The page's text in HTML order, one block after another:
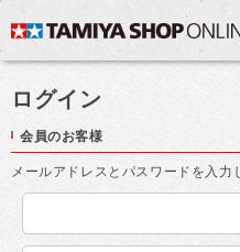
ログイン
会員のお客様
メールアドレスとパスワードを入力